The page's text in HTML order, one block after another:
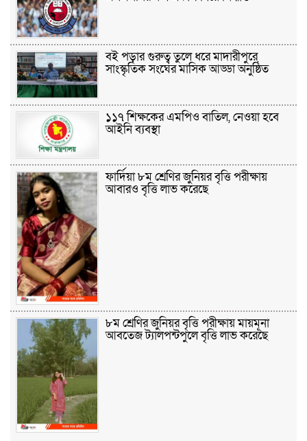
বই পড়ার গুরুত্ব তুলে ধরে মাদারীপুরে
সাংস্কৃতিক সংঘের মাসিক আড্ডা অনুষ্ঠিত
১১৭ শিক্ষকের এমপিও বাতিল, নেওয়া হবে
আইনি ব্যবস্থা
ফার্দিয়া ৮ম শ্রেণির জুনিয়র বৃত্তি পরীক্ষায়
আবারও বৃত্তি লাভ করেছে
৮ম শ্রেণির জুনিয়র বৃত্তি পরীক্ষায় মায়মূনা
আবতেজ ট্যালপন্টপুলে বৃত্তি লাভ করেছে